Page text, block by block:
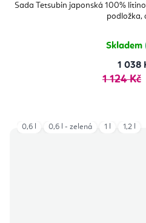
Sada Tetsubin japonská 100%
podložka,
Skladem
1 038
1 124 Kč
0,6 l 0,6 l - zelená 1 l 1,2 l